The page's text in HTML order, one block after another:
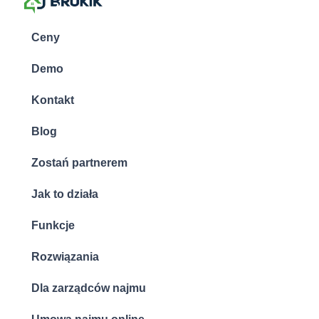
Ceny
Demo
Kontakt
Blog
Zostań partnerem
Jak to działa
Funkcje
Rozwiązania
Dla zarządców najmu